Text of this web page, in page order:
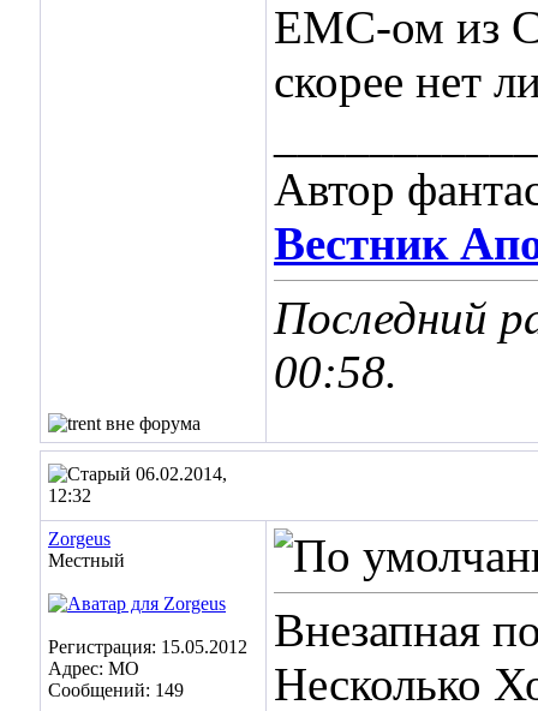
ЕМС-ом из
скорее нет
Автор
Вестник
Последний
00:58.
06.02.2014,
12:32
Zorgeus
Местный
Регистрация: 15.05.2012
Адрес: МО
Сообщений: 149
Внезапная
Несколько